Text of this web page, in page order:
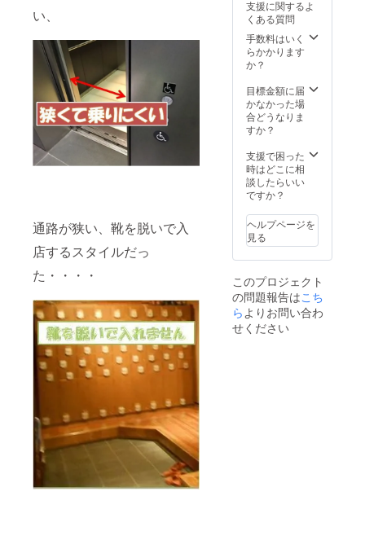
い、
通路が狭い、靴を脱いで入
店するスタイルだっ
た・・・・
お店に例え
ても同様と
考えていま
す。
タルト生地
舗に、障が
いのある人
や、お年寄
り、子供、
外国人、宇
どんな人で
も分け隔て
お食事
券は
1,000円
つづり
となっ
り、お
釣りの
お渡
し、換
きませ
ん。
支援に関するよ
くある質問
手数料はいく
らかかります
か？
目標金額に届
かなかった場
合どうなりま
すか？
支援で困った
時はどこに相
談したらいい
ですか？
ヘルプページを
見る
このプロジェクト
の問題報告はこち
ら よりお問い合わ
せください